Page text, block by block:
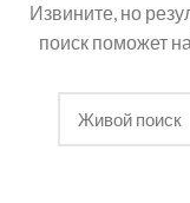
Извините, но
поиск поможет